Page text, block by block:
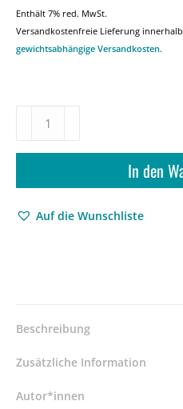
Enthält 7% red. MwSt.
Versandkostenfreie Lieferung
gewichtsabhängige Versandkosten.
Regensburger
Frank
9783826041518
978-
8260-
In den
Auf die Wunschliste
Beschreibung
Zusätzliche Information
Autor*innen